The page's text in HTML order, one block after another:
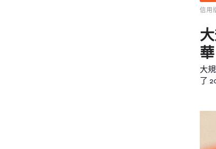
信用
大
了